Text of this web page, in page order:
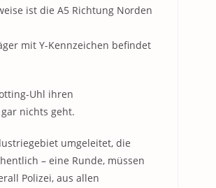
ist die A5 Richtung Norden
mit Y-Kennzeichen befindet
Uhl ihren
nichts geht.
umgeleitet, die
– eine Runde, müssen
Polizei, aus allen